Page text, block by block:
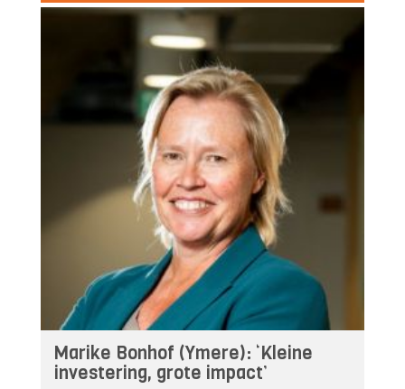
Marike Bonhof (Ymere): ‘Kleine
investering, grote impact’